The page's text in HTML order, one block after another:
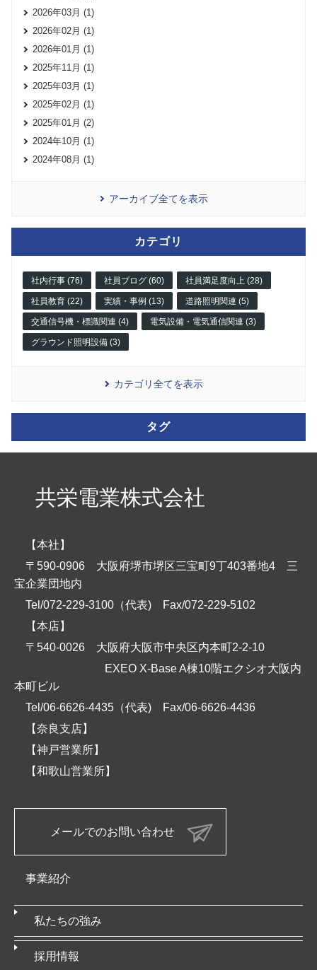
2026年03月 (1)
2026年02月 (1)
2026年01月 (1)
2025年11月 (1)
2025年03月 (1)
2025年02月 (1)
2025年01月 (2)
2024年10月 (1)
2024年08月 (1)
アーカイブ全てを表示
カテゴリ
社内行事 (76) 社員ブログ (60) 社員満足度向上 (28)
社員教育 (22) 実績・事例 (13) 道路照明関連 (5)
交通信号機・標識関連 (4) 電気設備・電気通信関連 (3)
グラウンド照明設備 (3)
カテゴリ全てを表示
タグ
共栄電業株式会社
【本社】
〒590-0906 大阪府堺市堺区三宝町9丁403番地4 三
宝企業団地内
Tel/072-229-3100（代表)
Fax/072-229-5102
【本店】
〒540-0026 大阪府大阪市中央区内本町2-2-10
EXEO X-Base A棟10階エクシオ大阪内
本町ビル
Tel/06-6626-4435（代表)
Fax/06-6626-4436
【奈良支店】
【神戸営業所】
【和歌山営業所】
メールでのお問い合わせ
事業紹介
私たちの強み
採用情報